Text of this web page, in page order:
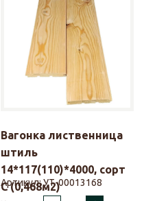
Вагонка лиственница
штиль
14*117(110)*4000, сорт
С (0,468м2)
Артикул:УТ-00013168